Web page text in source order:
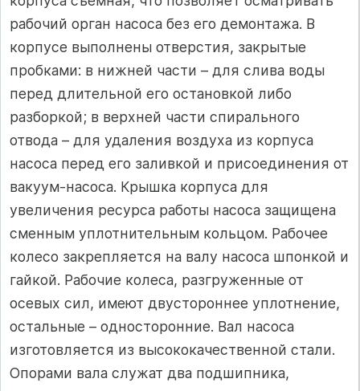
рабочий орган насоса без его демонтажа. В
корпусе выполнены отверстия, закрытые
пробками: в нижней части – для слива воды
перед длительной его остановкой либо
разборкой; в верхней части спирального
отвода – для удаления воздуха из корпуса
насоса перед его заливкой и присоединения от
вакуум-насоса. Крышка корпуса для
увеличения ресурса работы насоса защищена
сменным уплотнительным кольцом. Рабочее
колесо закрепляется на валу насоса шпонкой и
гайкой. Рабочие колеса, разгруженные от
осевых сил, имеют двустороннее уплотнение,
остальные – односторонние. Вал насоса
изготовляется из высококачественной стали.
Опорами вала служат два подшипника,